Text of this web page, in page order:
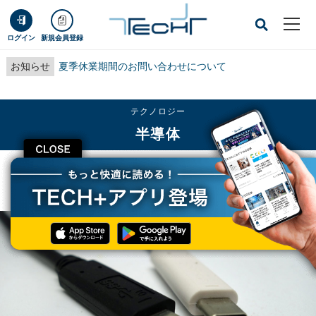
ログイン 新規会員登録
お知らせ 夏季休業期間のお問い合わせについて
CLOSE
テクノロジー
半導体
TECH+ テクノロジー 半導体 USB Type-Cにまつわる11の真実